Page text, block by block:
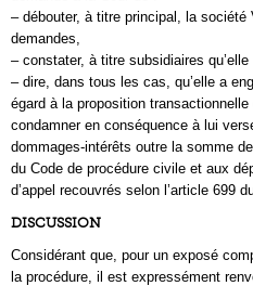
– débouter, à titre principal, la
demandes,
– constater, à titre subsidiaires
– dire, dans tous les cas, qu’elle a
égard à la proposition transactionnelle
condamner en conséquence à lui
dommages-intérêts outre la somme
du Code de procédure civile et aux
d’appel recouvrés selon l’article 699
DISCUSSION
Considérant que, pour un exposé
la procédure, il est expressément